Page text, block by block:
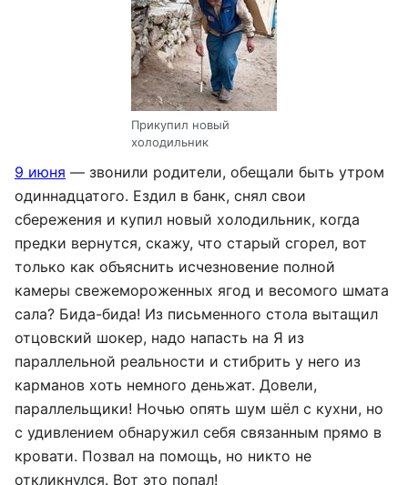
Прикупил новый
холодильник
9 июня — звонили родители, обещали быть утром
одиннадцатого. Ездил в банк, снял свои
сбережения и купил новый холодильник, когда
предки вернутся, скажу, что старый сгорел, вот
только как объяснить исчезновение полной
камеры свежемороженных ягод и весомого шмата
сала? Бида-бида! Из письменного стола вытащил
отцовский шокер, надо напасть на Я из
параллельной реальности и стибрить у него из
карманов хоть немного деньжат. Довели,
параллельщики! Ночью опять шум шёл с кухни, но
с удивлением обнаружил себя связанным прямо в
кровати. Позвал на помощь, но никто не
откликнулся. Вот это попал!